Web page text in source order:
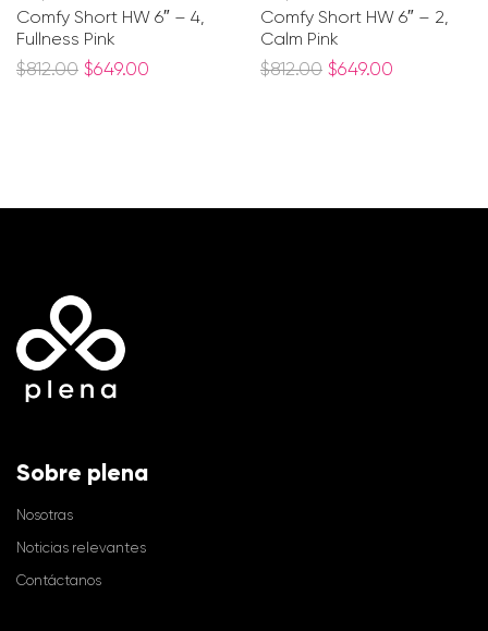
Comfy Short HW 6″ – 4,
Fullness Pink
$812.00 $649.00
Comfy Short HW 6″ – 2,
Calm Pink
$812.00 $649.00
Sobre plena
Nosotras
Noticias relevantes
Contáctanos